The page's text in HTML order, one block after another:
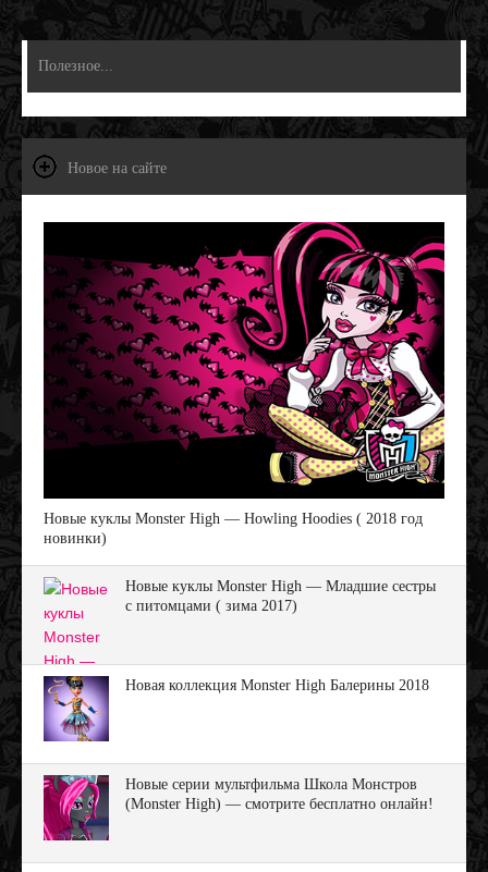
Полезное...
Новое на сайте
Новые куклы Monster High — Howling Hoodies ( 2018 год
новинки)
Новые куклы Monster High — Младшие сестры
с питомцами ( зима 2017)
Новая коллекция Monster High Балерины 2018
Новые серии мультфильма Школа Монстров
(Monster High) — смотрите бесплатно онлайн!